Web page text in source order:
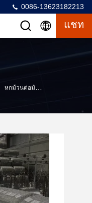
0086-13623182213
แชท
หกม้วนต่อมัดท่อเสริมตาข่าย